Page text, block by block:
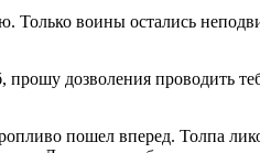
воины остались
дозволения проводить
пошел вперед. Толпа